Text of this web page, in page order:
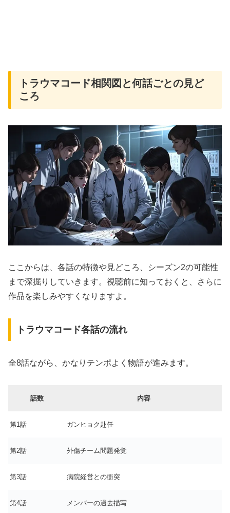
トラウマコード相関図と何話ごとの見ど
ころ
ここからは、各話の特徴や見どころ、シーズン2の可能性
まで深掘りしていきます。視聴前に知っておくと、さらに
作品を楽しみやすくなりますよ。
トラウマコード各話の流れ
全8話ながら、かなりテンポよく物語が進みます。
話数 内容
第1話 ガンヒョク赴任
第2話 外傷チーム問題発覚
第3話 病院経営との衝突
第4話 メンバーの過去描写